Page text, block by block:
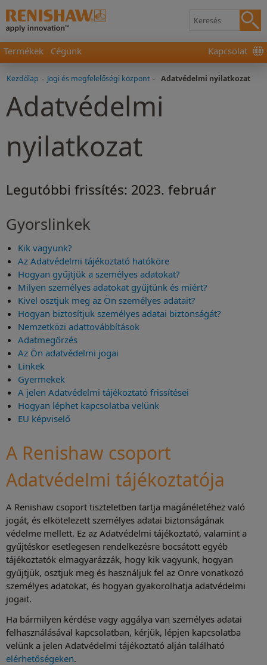
Termékek Cégünk Kapcsolat
Kezdőlap - Jogi és megfelelőségi központ - Adatvédelmi nyilatkozat
Adatvédelmi
nyilatkozat
Legutóbbi frissítés: 2023. február
Gyorslinkek
Kik vagyunk?
Az Adatvédelmi tájékoztató hatóköre
Hogyan gyűjtjük a személyes adatokat?
Milyen személyes adatokat gyűjtünk és miért?
Kivel osztjuk meg az Ön személyes adatait?
Hogyan biztosítjuk személyes adatai biztonságát?
Nemzetközi adattovábbítások
Adatmegőrzés
Az Ön adatvédelmi jogai
Linkek
Gyermekek
A jelen Adatvédelmi tájékoztató frissítései
Hogyan léphet kapcsolatba velünk
EU képviselő
A Renishaw csoport
Adatvédelmi tájékoztatója
A Renishaw csoport tiszteletben tartja magánéletéhez való
jogát, és elkötelezett személyes adatai biztonságának
védelme mellett. Ez az Adatvédelmi tájékoztató, valamint a
gyűjtéskor esetlegesen rendelkezésre bocsátott egyéb
tájékoztatók elmagyarázzák, hogy kik vagyunk, hogyan
gyűjtjük, osztjuk meg és használjuk fel az Önre vonatkozó
személyes adatokat, és hogyan gyakorolhatja adatvédelmi
jogait.
Ha bármilyen kérdése vagy aggálya van személyes adatai
felhasználásával kapcsolatban, kérjük, lépjen kapcsolatba
velünk a jelen Adatvédelmi tájékoztató alján található
elérhetőségeken.